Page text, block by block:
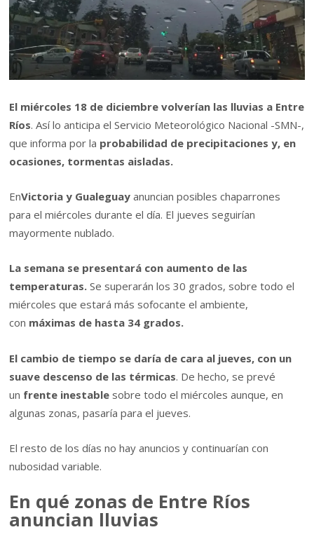
El miércoles 18 de diciembre volverían las lluvias a Entre
Ríos. Así lo anticipa el Servicio Meteorológico Nacional -SMN-,
que informa por la probabilidad de precipitaciones y, en
ocasiones, tormentas aisladas.
EnVictoria y Gualeguay anuncian posibles chaparrones
para el miércoles durante el día. El jueves seguirían
mayormente nublado.
La semana se presentará con aumento de las
temperaturas. Se superarán los 30 grados, sobre todo el
miércoles que estará más sofocante el ambiente,
con máximas de hasta 34 grados.
El cambio de tiempo se daría de cara al jueves, con un
suave descenso de las térmicas. De hecho, se prevé
un frente inestable sobre todo el miércoles aunque, en
algunas zonas, pasaría para el jueves.
El resto de los días no hay anuncios y continuarían con
nubosidad variable.
En qué zonas de Entre Ríos
anuncian lluvias